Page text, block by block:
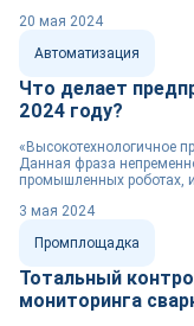
Автоматизация
20 мая 2024
Что делает
2024 году?
«Высокотехнологичное
Данная фраза
промышленных роботах,
Промплощадка
3 мая 2024
Тотальный
мониторинга